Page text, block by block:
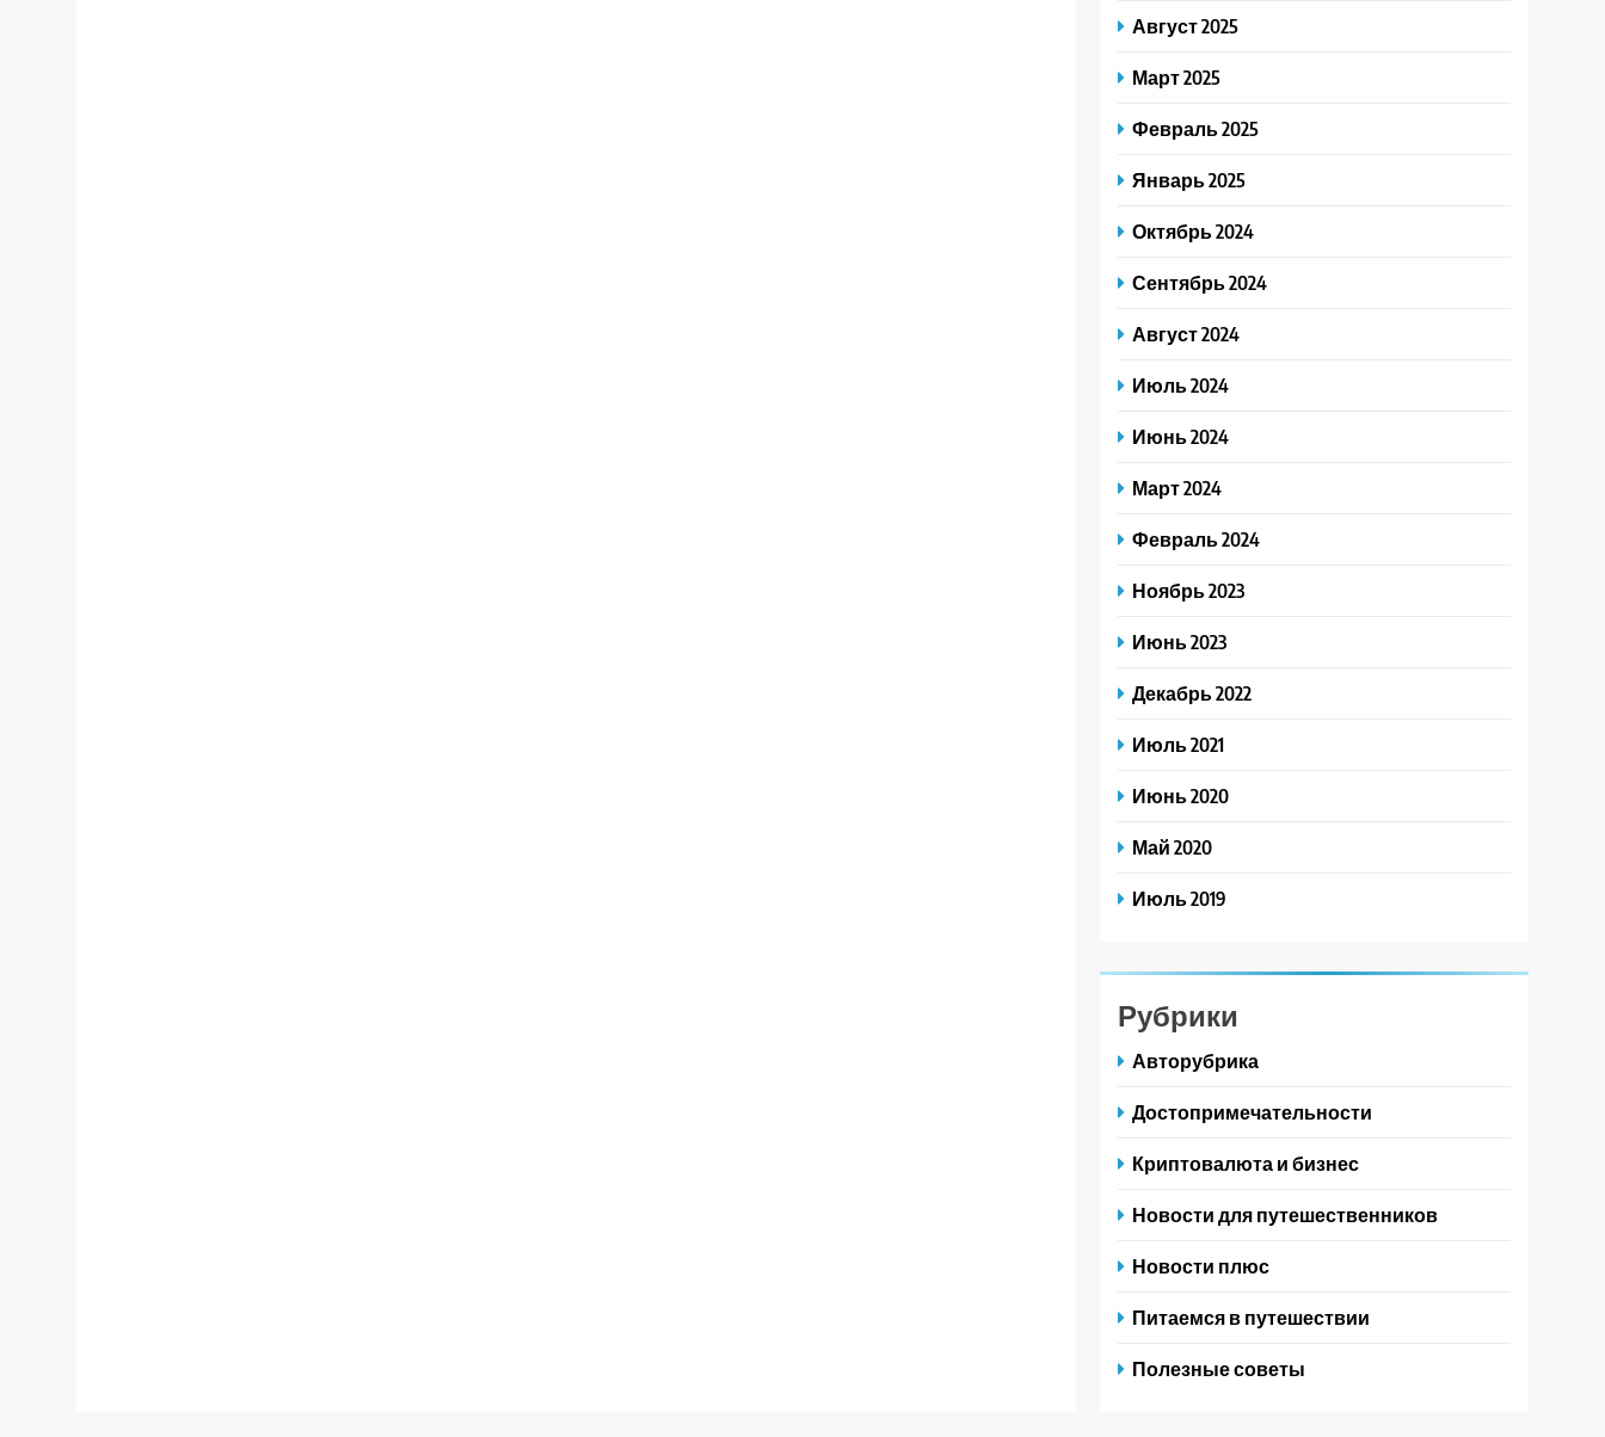
Август 2025
Март 2025
Февраль 2025
Январь 2025
Октябрь 2024
Сентябрь 2024
Август 2024
Июль 2024
Июнь 2024
Март 2024
Февраль 2024
Ноябрь 2023
Июнь 2023
Декабрь 2022
Июль 2021
Июнь 2020
Май 2020
Июль 2019
Рубрики
Авторубрика
Достопримечательности
Криптовалюта и бизнес
Новости для путешественников
Новости плюс
Питаемся в путешествии
Полезные советы